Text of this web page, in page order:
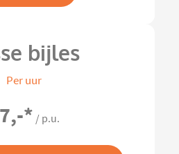
bijles
Per uur
* / p.u.